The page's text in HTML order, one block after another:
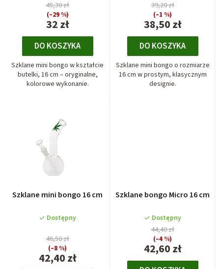
32 zł
45,30 zł
(–29 %)
DO KOSZYKA
Szklane mini bongo w kształcie
butelki, 16 cm – oryginalne,
kolorowe wykonanie.
38,50 zł
39,20 zł
(–1 %)
DO KOSZYKA
Szklane mini bongo o rozmiarze
16 cm w prostym, klasycznym
designie.
Szklane mini bongo 16 cm
Dostępny
42,40 zł
46,50 zł
(–8 %)
Szklane bongo Micro 16 cm
Dostępny
42,60 zł
44,40 zł
(–4 %)